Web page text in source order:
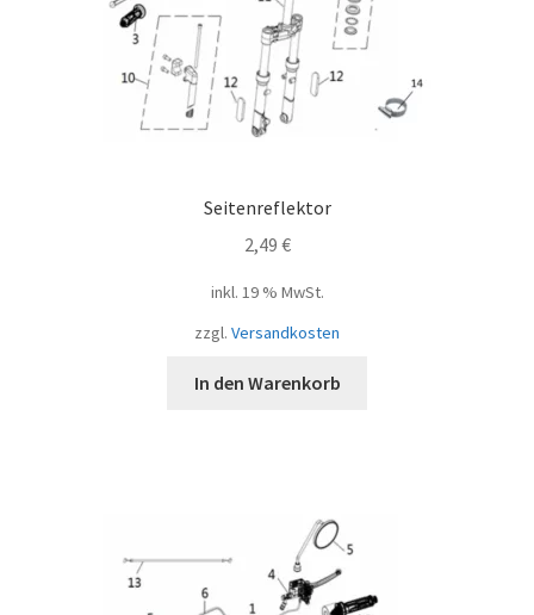
Seitenreflektor
2,49 €
inkl. 19 % MwSt.
zzgl. Versandkosten
In den Warenkorb